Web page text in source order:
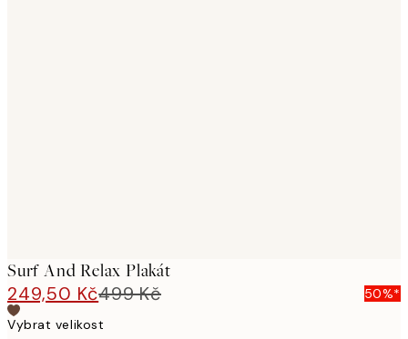
Surf And Relax Plakát
249,50 Kč499 Kč
50%*
Vybrat velikost